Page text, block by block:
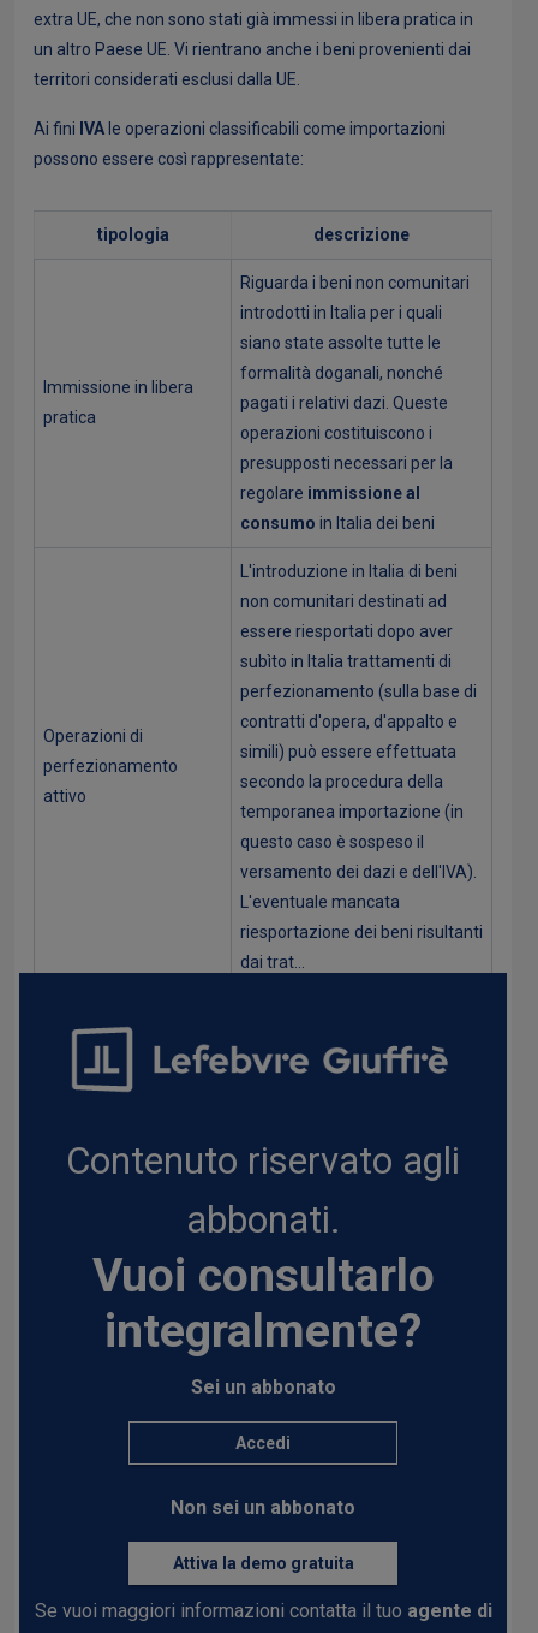
extra UE, che non sono stati già immessi in libera pratica in
un altro Paese UE. Vi rientrano anche i beni provenienti dai
territori considerati esclusi dalla UE.
Ai fini IVA le operazioni classificabili come importazioni
possono essere così rappresentate:
tipologia descrizione
Immissione in libera
pratica
Riguarda i beni non comunitari
introdotti in Italia per i quali
siano state assolte tutte le
formalità doganali, nonché
pagati i relativi dazi. Queste
operazioni costituiscono i
presupposti necessari per la
regolare immissione al
consumo in Italia dei beni
Operazioni di
perfezionamento
attivo
L'introduzione in Italia di beni
non comunitari destinati ad
essere riesportati dopo aver
subìto in Italia trattamenti di
perfezionamento (sulla base di
contratti d'opera, d'appalto e
simili) può essere effettuata
secondo la procedura della
temporanea importazione (in
questo caso è sospeso il
versamento dei dazi e dell'IVA).
L'eventuale mancata
riesportazione dei beni risultanti
dai trat...
Contenuto riservato agli
abbonati.
Vuoi consultarlo
integralmente?
Sei un abbonato
Accedi
Non sei un abbonato
Attiva la demo gratuita
Se vuoi maggiori informazioni contatta il tuo agente di